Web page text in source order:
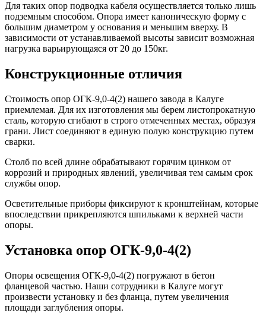
Для таких опор подводка кабеля осуществляется только лишь
подземным способом. Опора имеет каноническую форму с
большим диаметром у основания и меньшим вверху. В
зависимости от устанавливаемой высоты зависит возможная
нагрузка варьирующаяся от 20 до 150кг.
Конструкционные отличия
Стоимость опор ОГК-9,0-4(2) нашего завода в Калуге
приемлемая. Для их изготовления мы берем листопрокатную
сталь, которую сгибают в строго отмеченных местах, образуя
грани. Лист соединяют в единую полую конструкцию путем
сварки.
Столб по всей длине обрабатывают горячим цинком от
коррозий и природных явлений, увеличивая тем самым срок
службы опор.
Осветительные приборы фиксируют к кронштейнам, которые
впоследствии прикрепляются шпильками к верхней части
опоры.
Установка опор ОГК-9,0-4(2)
Опоры освещения ОГК-9,0-4(2) погружают в бетон
фланцевой частью. Наши сотрудники в Калуге могут
произвести установку и без фланца, путем увеличения
площади заглубления опоры.